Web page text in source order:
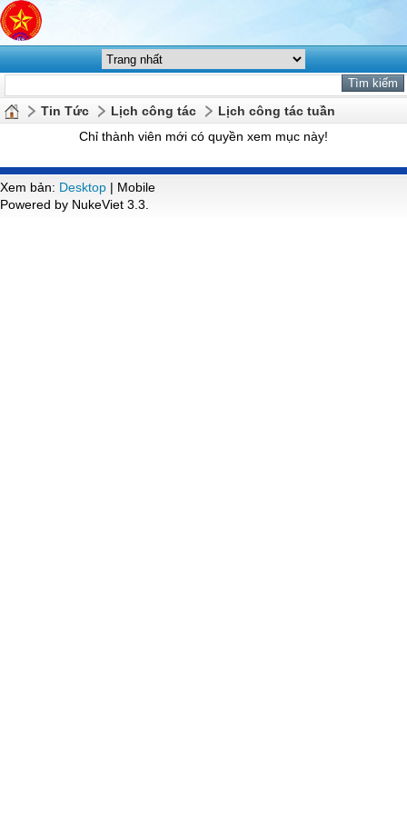
Tin Tức Lịch công tác
Lịch công tác tuần
Chỉ thành viên mới có quyền xem mục này!
Xem bản: Desktop | Mobile
Powered by NukeViet 3.3.